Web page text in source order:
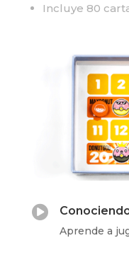
Incluye 80

Aprende a